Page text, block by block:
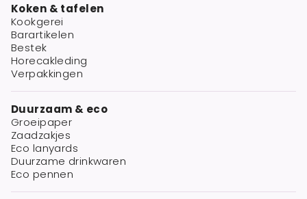
Koken & tafelen
Kookgerei
Barartikelen
Bestek
Horecakleding
Verpakkingen
Duurzaam & eco
Groeipaper
Zaadzakjes
Eco lanyards
Duurzame drinkwaren
Eco pennen